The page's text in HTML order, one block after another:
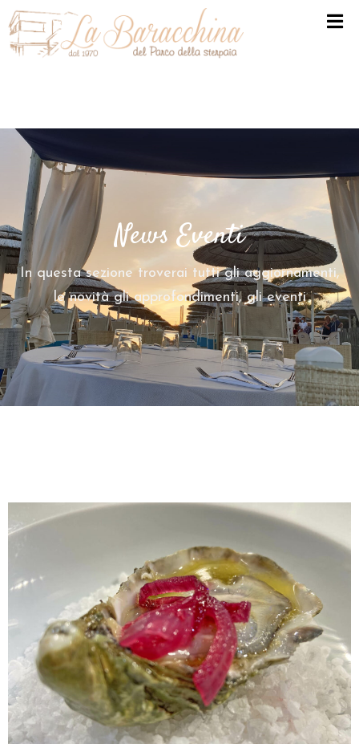
E
A
R
A
C
C
H
I
N
E
R
N
W
O
N
T
News Eventi
In questa sezione troverai tutti gli aggiornamenti,
le novità gli approfondimenti, gli eventi